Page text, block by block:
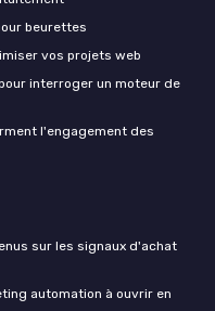
beurettes
vos projets web
interroger un moteur de
l'engagement des
sur les signaux d'achat
automation à ouvrir en